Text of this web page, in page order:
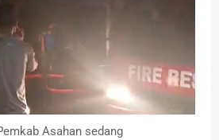
Asahan sedang